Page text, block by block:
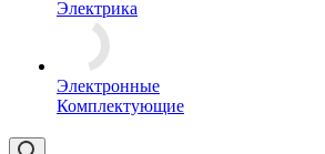
Электрика
Электронные
Комплектующие